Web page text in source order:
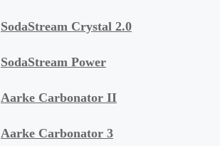
SodaStream Crystal 2.0
SodaStream Power
Aarke Carbonator II
Aarke Carbonator 3